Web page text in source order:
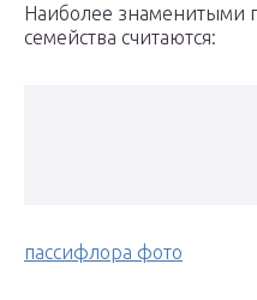
Наиболее знаменитыми
семейства считаются:
пассифлора фото